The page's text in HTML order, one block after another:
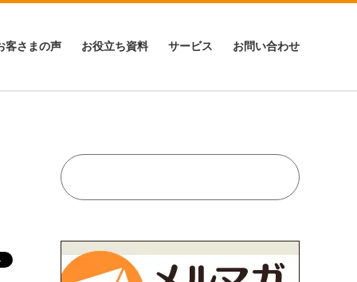
客さまの声 お役立ち資料 サービス お問い合わせ